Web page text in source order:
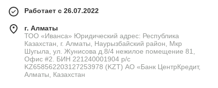
Работает с 26.07.2022
г. Алматы
ТОО «Иванса» Юридический адрес: Республика
Казахстан, г. Алматы, Наурызбайский район, Мкр
Шугыла, ул. Жунисова д.8/4 нежилое помещение 81,
Офис #2. БИН 221240001904 р/с
KZ658562203127253978 (KZT) АО «Банк ЦентрКредит,
Алматы, Казахстан